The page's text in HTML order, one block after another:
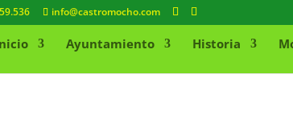
info@castromocho.com
Ayuntamiento Historia